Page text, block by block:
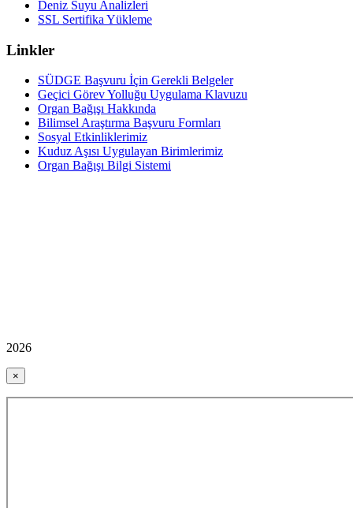
Deniz Suyu Analizleri
SSL Sertifika Yükleme
Linkler
SÜDGE Başvuru İçin Gerekli Belgeler
Geçici Görev Yolluğu Uygulama Klavuzu
Organ Bağışı Hakkında
Bilimsel Araştırma Başvuru Formları
Sosyal Etkinliklerimiz
Kuduz Aşısı Uygulayan Birimlerimiz
Organ Bağışı Bilgi Sistemi
2026
×